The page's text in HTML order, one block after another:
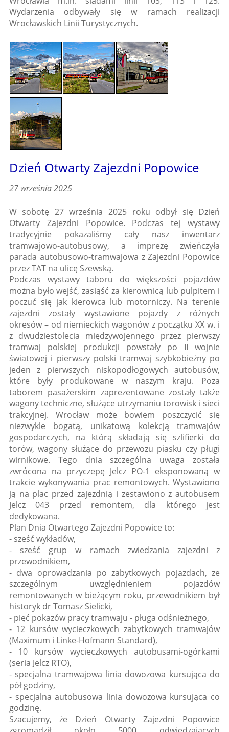
Wydarzenia odbywały się w ramach realizacji
Wrocławskich Linii Turystycznych.
Dzień Otwarty Zajezdni Popowice
27 września 2025
W sobotę 27 września 2025 roku odbył się Dzień
Otwarty Zajezdni Popowice. Podczas tej wystawy
tradycyjnie pokazaliśmy cały nasz inwentarz
tramwajowo-autobusowy, a imprezę zwieńczyła
parada autobusowo-tramwajowa z Zajezdni Popowice
przez TAT na ulicę Szewską.
Podczas wystawy taboru do większości pojazdów
można było wejść, zasiąść za kierownicą lub pulpitem i
poczuć się jak kierowca lub motorniczy. Na terenie
zajezdni zostały wystawione pojazdy z różnych
okresów – od niemieckich wagonów z początku XX w. i
z dwudziestolecia międzywojennego przez pierwszy
tramwaj polskiej produkcji powstały po II wojnie
światowej i pierwszy polski tramwaj szybkobieżny po
jeden z pierwszych niskopodłogowych autobusów,
które były produkowane w naszym kraju. Poza
taborem pasażerskim zaprezentowane zostały także
wagony techniczne, służące utrzymaniu torowisk i sieci
trakcyjnej. Wrocław może bowiem poszczycić się
niezwykle bogatą, unikatową kolekcją tramwajów
gospodarczych, na którą składają się szlifierki do
torów, wagony służące do przewozu piasku czy pługi
wirnikowe. Tego dnia szczególna uwaga została
zwrócona na przyczepę Jelcz PO-1 eksponowaną w
trakcie wykonywania prac remontowych. Wystawiono
ją na plac przed zajezdnią i zestawiono z autobusem
Jelcz 043 przed remontem, dla którego jest
dedykowana.
Plan Dnia Otwartego Zajezdni Popowice to:
- sześć wykładów,
- sześć grup w ramach zwiedzania zajezdni z
przewodnikiem,
- dwa oprowadzania po zabytkowych pojazdach, ze
szczególnym uwzględnieniem pojazdów
remontowanych w bieżącym roku, przewodnikiem był
historyk dr Tomasz Sielicki,
- pięć pokazów pracy tramwaju - pługa odśnieżnego,
- 12 kursów wycieczkowych zabytkowych tramwajów
(Maximum i Linke-Hofmann Standard),
- 10 kursów wycieczkowych autobusami-ogórkami
(seria Jelcz RTO),
- specjalna tramwajowa linia dowozowa kursująca do
pół godziny,
- specjalna autobusowa linia dowozowa kursująca co
godzinę.
Szacujemy, że Dzień Otwarty Zajezdni Popowice